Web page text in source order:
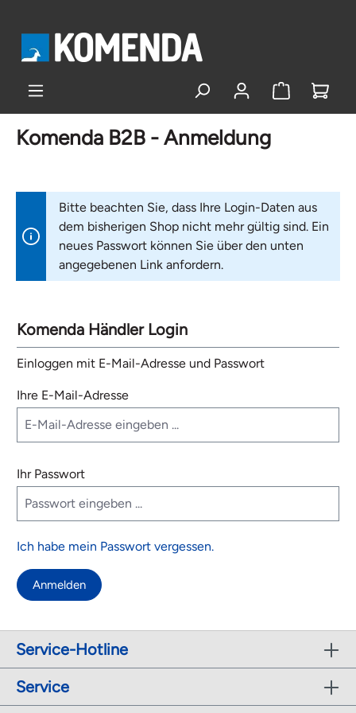
Komenda B2B - Anmeldung
Bitte beachten Sie, dass Ihre Login-Daten aus
dem bisherigen Shop nicht mehr gültig sind. Ein
neues Passwort können Sie über den unten
angegebenen Link anfordern.
Komenda Händler Login
Einloggen mit E-Mail-Adresse und Passwort
Ihre E-Mail-Adresse
Ihr Passwort
Ich habe mein Passwort vergessen.
Anmelden
Service-Hotline
Service